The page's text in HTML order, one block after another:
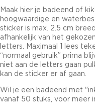
Maak hier je badeend of
hoogwaardige en
sticker is max. 2.5 cm breed
afhankelijk van het
letters. Maximaal 1 lees
“normaal gebruik” prima
niet aan de letters gaan
kan de sticker er af gaan.
Wil je een badeend met
vanaf 50 stuks, voor meer